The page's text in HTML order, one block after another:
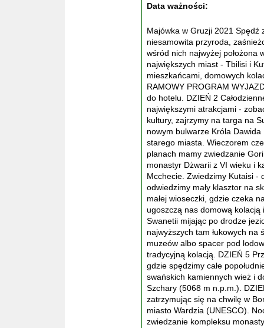
Data ważności:
Majówka w Gruzji 2021
niesamowita przyroda,
wśród nich najwyżej położona
największych miast - Tbilisi i
mieszkańcami, domowych
RAMOWY PROGRAM
do hotelu. DZIEŃ 2
największymi atrakcjami -
kultury, zajrzymy na targa na
nowym bulwarze Króla
starego miasta. Wieczorem
planach mamy zwiedzanie
monastyr Dżwarii z VI wieku i
Mcchecie. Zwiedzimy Kutaisi -
odwiedzimy mały klasztor na
małej wioseczki, gdzie czeka
ugoszczą nas domową
Swanetii mijając po drodze
najwyższych tam łukowych
muzeów albo spacer pod
tradycyjną kolacją. DZIEŃ 5
gdzie spędzimy całe
swańskich kamiennych wież i
Szchary (5068 m n.p.m.).
zatrzymując się na chwilę w
miasto Wardzia (UNESCO).
zwiedzanie kompleksu